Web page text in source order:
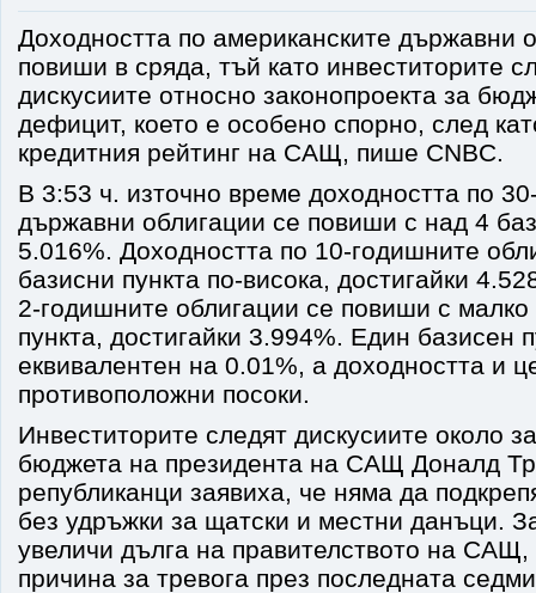
Доходността по американските държавни
повиши в сряда, тъй като инвеститорите
дискусиите относно законопроекта за
дефицит, което е особено спорно, след
кредитния рейтинг на САЩ, пише CNBC.
В 3:53 ч. източно време доходността по
държавни облигации се повиши с над 4
5.016%. Доходността по 10-годишните
базисни пункта по-висока, достигайки
2-годишните облигации се повиши с
пункта, достигайки 3.994%. Един базисен
еквивалентен на 0.01%, а доходността и
противоположни посоки.
Инвеститорите следят дискусиите около
бюджета на президента на САЩ Доналд
републиканци заявиха, че няма да
без удръжки за щатски и местни данъци.
увеличи дълга на правителството на САЩ,
причина за тревога през последната